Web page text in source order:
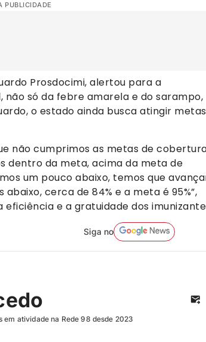
PUBLICIDADE
Prosdocimi, alertou para a
só da febre amarela e do sarampo,
o estado ainda busca atingir metas
não cumprimos as metas de
dentro da meta, acima da meta de
um pouco abaixo, temos que
cerca de 84% e a meta é 95%”,
e a gratuidade dos
Siga no
atividade na Rede 98 desde 2023